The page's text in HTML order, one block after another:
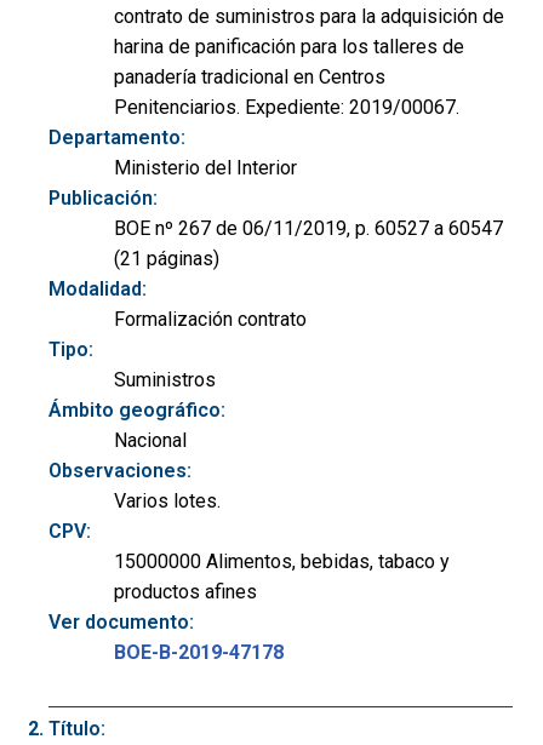
contrato de suministros para la adquisición de
harina de panificación para los talleres de
panadería tradicional en Centros
Penitenciarios. Expediente: 2019/00067.
Departamento:
Ministerio del Interior
Publicación:
BOE nº 267 de 06/11/2019, p. 60527 a 60547
(21 páginas)
Modalidad:
Formalización contrato
Tipo:
Suministros
Ámbito geográfico:
Nacional
Observaciones:
Varios lotes.
CPV:
15000000 Alimentos, bebidas, tabaco y
productos afines
Ver documento:
BOE-B-2019-47178
Título: